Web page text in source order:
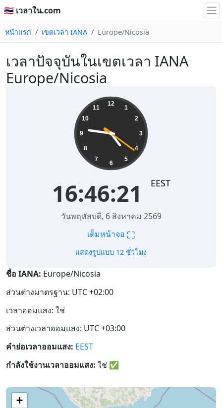
🇹🇭 เวลาใน.com
หน้าแรก เขตเวลา IANA Europe/Nicosia
เวลาปัจจุบันในเขตเวลา IANA
Europe/Nicosia
12
1
2
3
4
5
6
7
8
9
10
11
16:46:21 EEST
วันพฤหัสบดี, 6 สิงหาคม 2569
เต็มหน้าจอ ⛶
แสดงรูปแบบ 12 ชั่วโมง
ชื่อ IANA: Europe/Nicosia
ส่วนต่างมาตรฐาน: UTC +02:00
เวลาออมแสง: ใช่
ส่วนต่างเวลาออมแสง: UTC +03:00
คำย่อเวลาออมแสง: EEST
กำลังใช้งานเวลาออมแสง: ใช่ ✅
+